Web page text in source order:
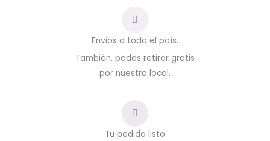
Envios a todo el país.
También, podes retirar gratis
por nuestro local.
Tu pedido listo